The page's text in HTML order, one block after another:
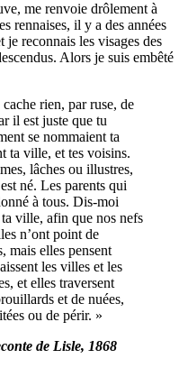
me renvoie drôlement à
rennaises, il y a des années
je reconnais les visages des
Alors je suis embêté
rien, par ruse, de
il est juste que tu
se nommaient ta
ta ville, et tes voisins.
lâches ou illustres,
né. Les parents qui
à tous. Dis-moi
ville, afin que nos nefs
n’ont point de
mais elles pensent
les villes et les
et elles traversent
et de nuées,
ou de périr. »
de Lisle, 1868